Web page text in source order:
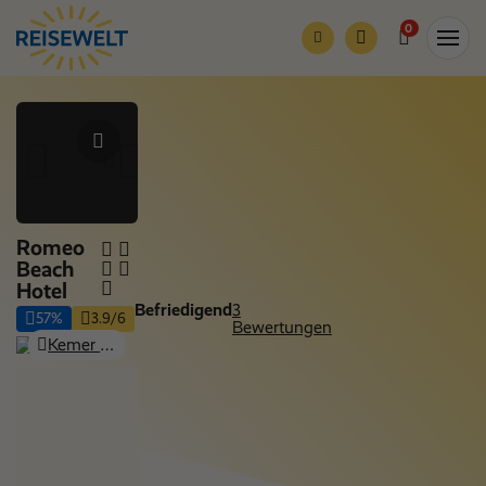
0
Romeo
Beach
Hotel
Kemer (Antalya), Kemer & Beldibi
57% 3.9/6 Befriedigend3
Bewertungen